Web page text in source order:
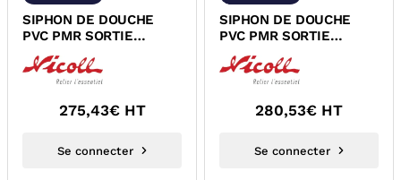
SIPHON DE DOUCHE
PVC PMR SORTIE
VERTICALE A COLLER
NF NICOLL SIPMRVCE
275,43€ HT
Se connecter
SIPHON DE DOUCHE
PVC PMR SORTIE
HORIZONTALE A
COLLER NF NICOLL...
280,53€ HT
Se connecter